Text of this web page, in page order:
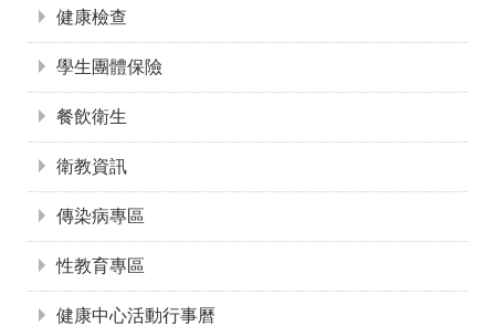
健康檢查
學生團體保險
餐飲衛生
衛教資訊
傳染病專區
性教育專區
健康中心活動行事曆